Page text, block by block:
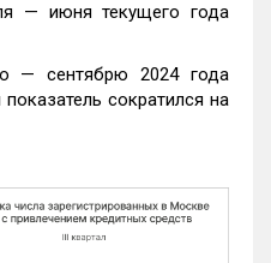
— июня текущего года
сентябрю 2024 года
сократился на